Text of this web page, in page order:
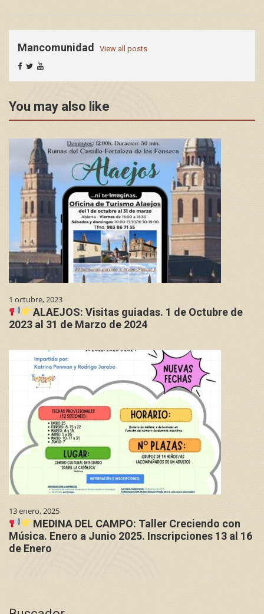
Mancomunidad View all posts
You may also like
1 octubre, 2023
ALAEJOS: Visitas guiadas. 1 de Octubre de
2023 al 31 de Marzo de 2024
13 enero, 2025
MEDINA DEL CAMPO: Taller Creciendo con
Música. Enero a Junio 2025. Inscripciones 13 al 16
de Enero